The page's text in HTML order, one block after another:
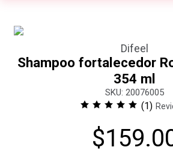
Difeel
Shampoo fortalecedor
354 ml
: 20076005
(1)
$159.